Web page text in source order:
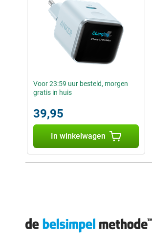
Voor 23:59 uur besteld, morgen
gratis in huis
39,95
In winkelwagen